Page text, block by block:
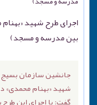
بین مدرسه و مسجد)
جانشین سازمان بسیج
گفت: با اجرای این